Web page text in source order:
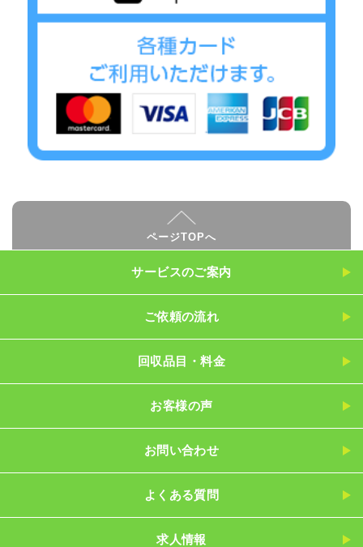
ページTOPへ
サービスのご案内
ご依頼の流れ
回収品目・料金
お客様の声
お問い合わせ
よくある質問
求人情報